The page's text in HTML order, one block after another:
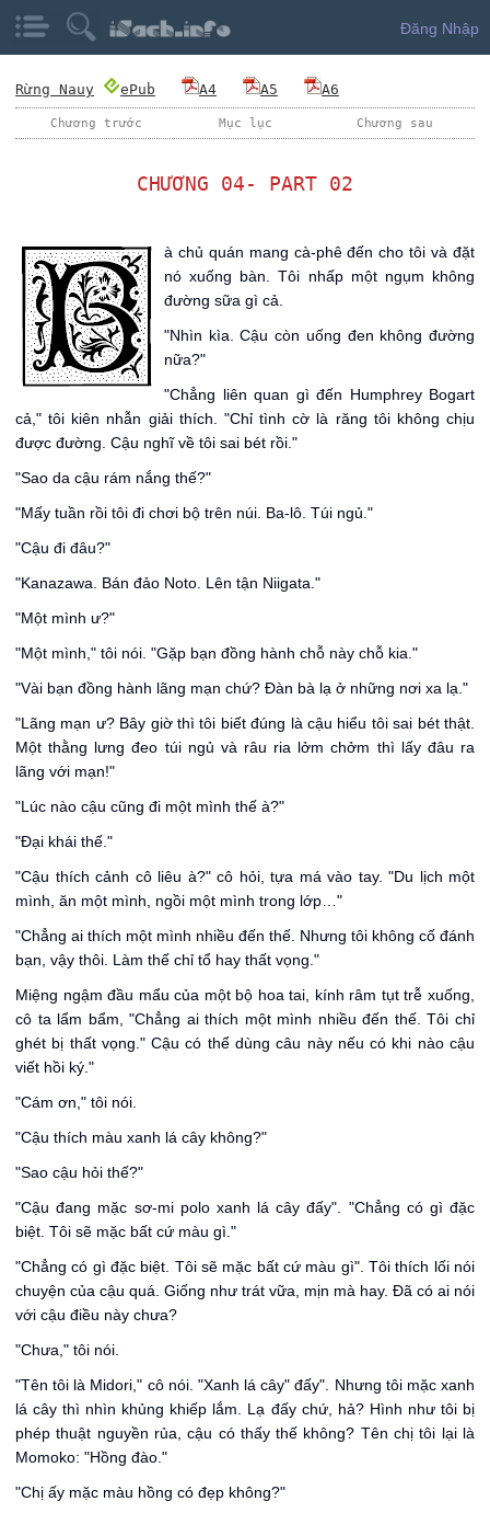
Đăng Nhập
Rừng Nauy ePub A4 A5 A6
Chương trước Mục lục Chương sau
CHƯƠNG 04- PART 02
à chủ quán mang cà-phê đến cho tôi và đặt
nó xuống bàn. Tôi nhấp một ngụm không
đường sữa gì cả.
"Nhìn kìa. Cậu còn uống đen không đường
nữa?"
"Chẳng liên quan gì đến Humphrey Bogart
cả," tôi kiên nhẫn giải thích. "Chỉ tình cờ là răng tôi không chịu
được đường. Cậu nghĩ về tôi sai bét rồi."
"Sao da cậu rám nắng thế?"
"Mấy tuần rồi tôi đi chơi bộ trên núi. Ba-lô. Túi ngủ."
"Cậu đi đâu?"
"Kanazawa. Bán đảo Noto. Lên tận Niigata."
"Một mình ư?"
"Một mình," tôi nói. "Gặp bạn đồng hành chỗ này chỗ kia."
"Vài bạn đồng hành lãng mạn chứ? Đàn bà lạ ở những nơi xa lạ."
"Lãng mạn ư? Bây giờ thì tôi biết đúng là cậu hiểu tôi sai bét thật.
Một thằng lưng đeo túi ngủ và râu ria lởm chởm thì lấy đâu ra
lãng với mạn!"
"Lúc nào cậu cũng đi một mình thế à?"
"Đại khái thế."
"Cậu thích cảnh cô liêu à?" cô hỏi, tựa má vào tay. "Du lịch một
mình, ăn một mình, ngồi một mình trong lớp…"
"Chẳng ai thích một mình nhiều đến thế. Nhưng tôi không cố đánh
bạn, vậy thôi. Làm thế chỉ tổ hay thất vọng."
Miệng ngậm đầu mẩu của một bộ hoa tai, kính râm tụt trễ xuống,
cô ta lẩm bẩm, "Chẳng ai thích một mình nhiều đến thế. Tôi chỉ
ghét bị thất vọng." Cậu có thể dùng câu này nếu có khi nào cậu
viết hồi ký."
"Cám ơn," tôi nói.
"Cậu thích màu xanh lá cây không?"
"Sao cậu hỏi thế?"
"Cậu đang mặc sơ-mi polo xanh lá cây đấy". "Chẳng có gì đặc
biệt. Tôi sẽ mặc bất cứ màu gì."
"Chẳng có gì đặc biệt. Tôi sẽ mặc bất cứ màu gì". Tôi thích lối nói
chuyện của cậu quá. Giống như trát vữa, mịn mà hay. Đã có ai nói
với cậu điều này chưa?
"Chưa," tôi nói.
"Tên tôi là Midori," cô nói. "Xanh lá cây" đấy". Nhưng tôi mặc xanh
lá cây thì nhìn khủng khiếp lắm. Lạ đấy chứ, hả? Hình như tôi bị
phép thuật nguyền rủa, cậu có thấy thế không? Tên chị tôi lại là
Momoko: "Hồng đào."
"Chị ấy mặc màu hồng có đẹp không?"